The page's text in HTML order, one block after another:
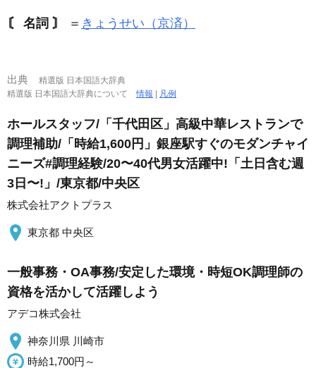
〘 名詞 〙 ＝ きょうせい（京済）
出典
精選版 日本国語大辞典
精選版 日本国語大辞典について情報 凡例
ホールスタッフ/「千代田区」高級中華レストランで
調理補助/「時給1,600円」銀座駅すぐのモダンチャイ
ニーズ#調理経験/20〜40代男女活躍中!「土日含む週
3日〜!」/東京都/中央区
株式会社アクトプラス
東京都 中央区
一般事務・OA事務/安定した環境・時短OK調理師の
資格を活かして活躍しよう
アデコ株式会社
神奈川県 川崎市
時給1,700円～